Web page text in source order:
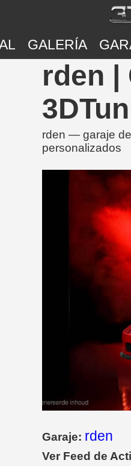
GALERÍA
rden |
rden — garaje
personalizados
Garaje: rden
Ver Feed de